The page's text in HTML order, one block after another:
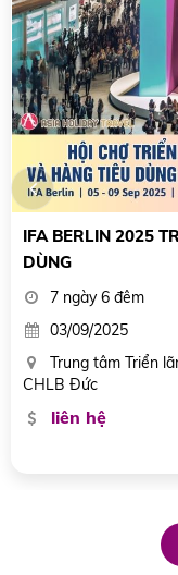
CANTON FAIR -
TRUNG QUỐC
4 ngày / 3 đêm
15 - 18/04; 23 -
Trung tâm Hội
Trung Quốc
17.500.000 đ